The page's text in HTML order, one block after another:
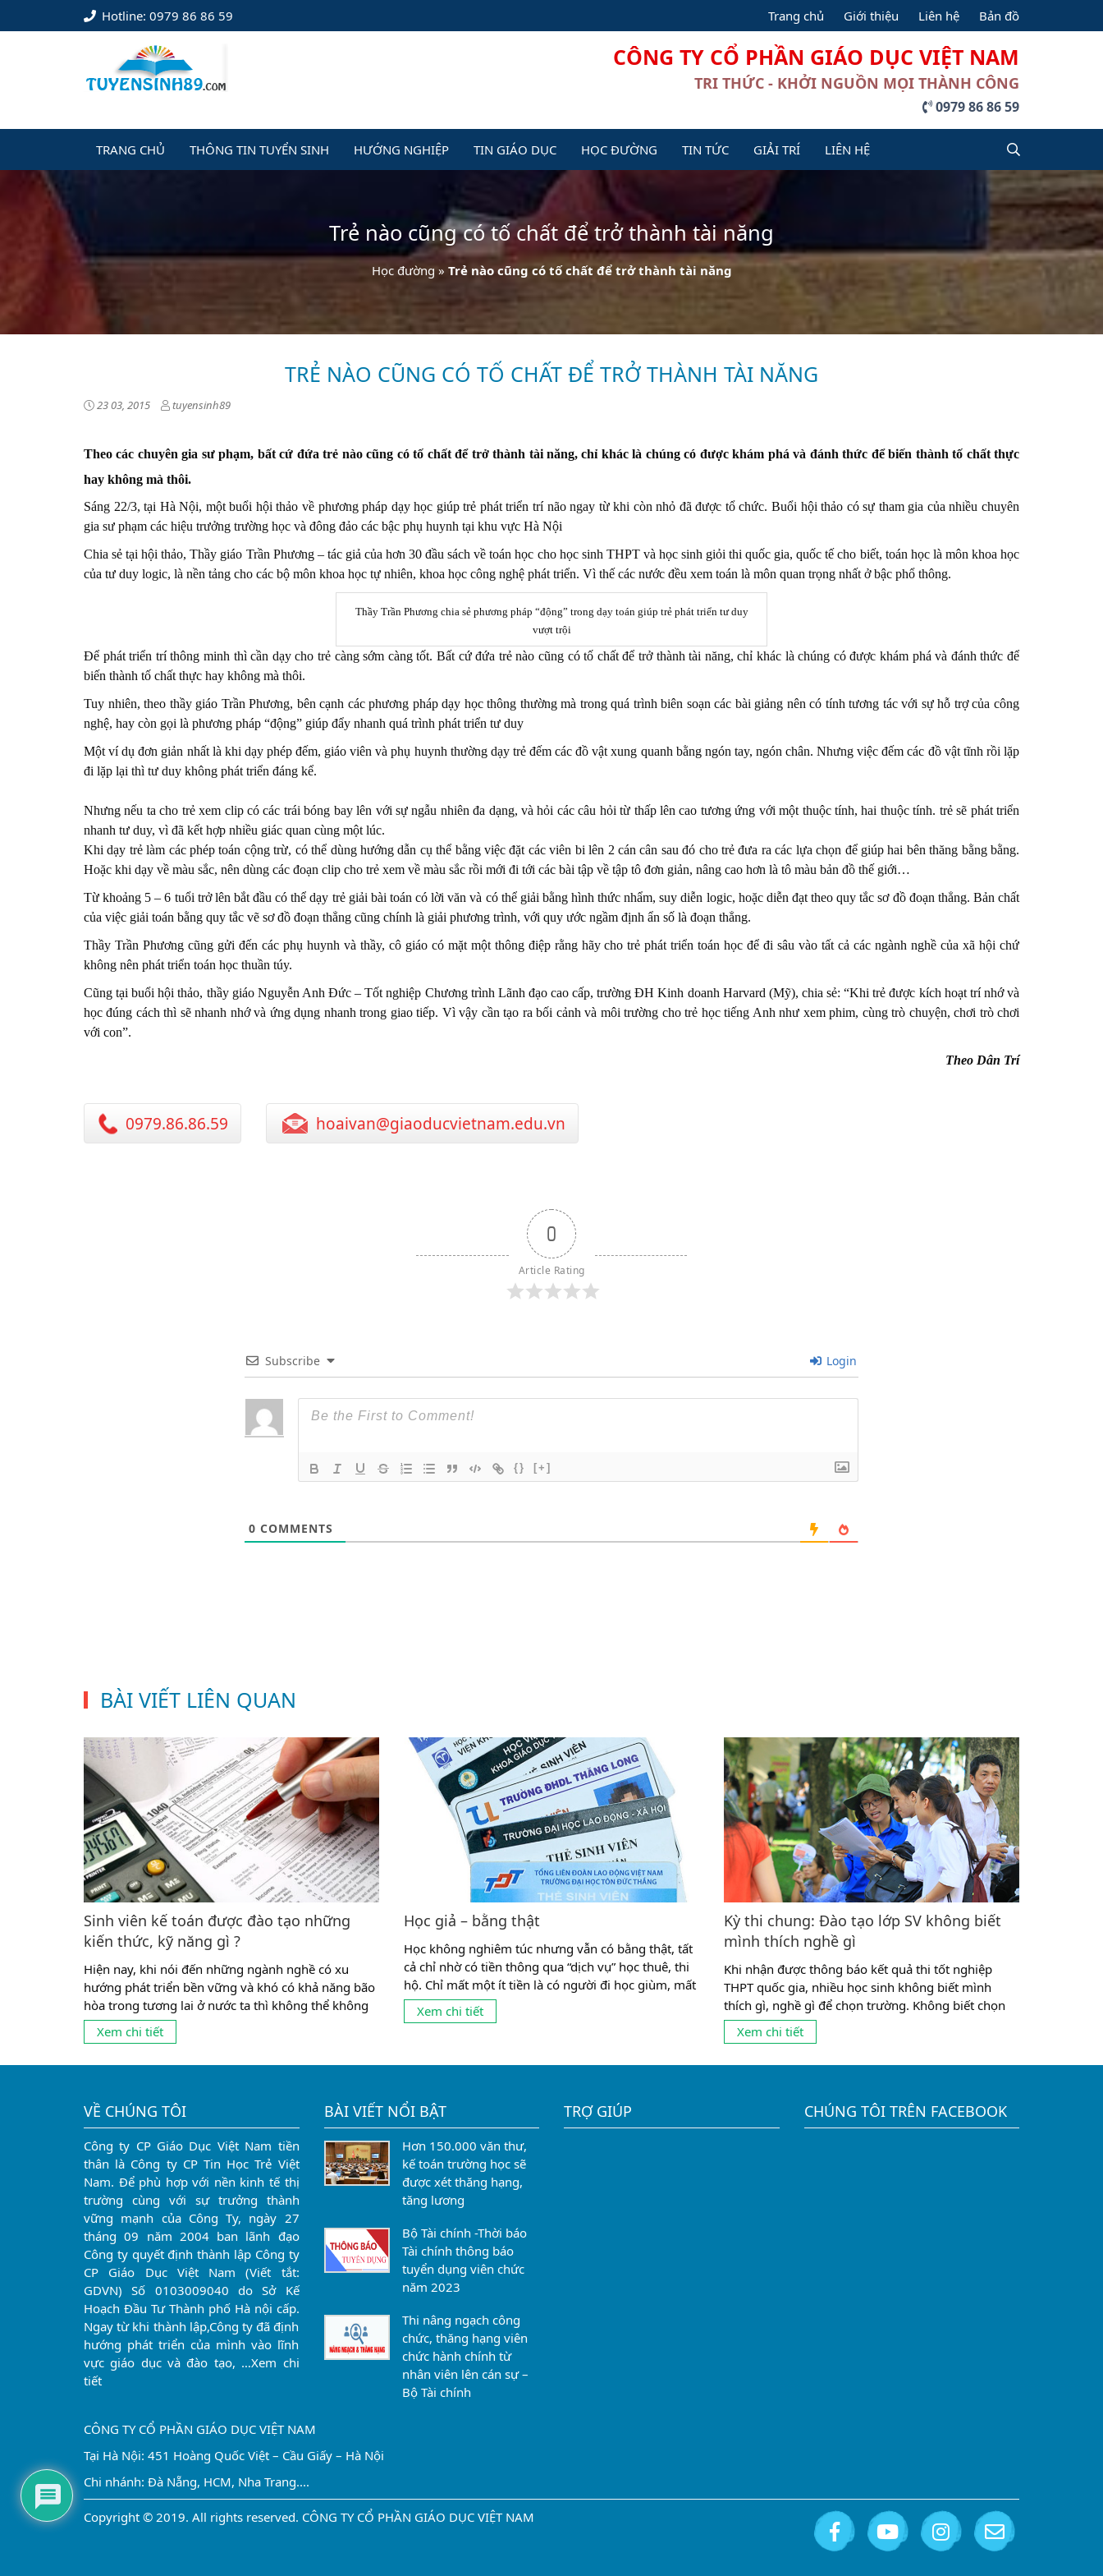
Hotline: 0979 86 86 59 Trang chủ Giới thiệu Liên hệ Bản đồ
CÔNG TY CỔ PHẦN GIÁO DỤC VIỆT NAM
TRI THỨC - KHỞI NGUỒN MỌI THÀNH CÔNG
0979 86 86 59
TRANG CHỦ THÔNG TIN TUYỂN SINH HƯỚNG NGHIỆP TIN GIÁO DỤC HỌC ĐƯỜNG TIN TỨC GIẢI TRÍ LIÊN HỆ
Trẻ nào cũng có tố chất để trở thành tài năng
Học đường » Trẻ nào cũng có tố chất để trở thành tài năng
TRẺ NÀO CŨNG CÓ TỐ CHẤT ĐỂ TRỞ THÀNH TÀI NĂNG
23 03, 2015 tuyensinh89
Theo các chuyên gia sư phạm, bất cứ đứa trẻ nào cũng có tố chất để trở thành tài năng, chỉ khác là chúng có được khám phá và đánh thức để biến thành tố chất thực
hay không mà thôi.
Sáng 22/3, tại Hà Nội, một buổi hội thảo về phương pháp dạy học giúp trẻ phát triển trí não ngay từ khi còn nhỏ đã được tổ chức. Buổi hội thảo có sự tham gia của nhiều chuyên
gia sư phạm các hiệu trưởng trường học và đông đảo các bậc phụ huynh tại khu vực Hà Nội
Chia sẻ tại hội thảo, Thầy giáo Trần Phương – tác giả của hơn 30 đầu sách về toán học cho học sinh THPT và học sinh giỏi thi quốc gia, quốc tế cho biết, toán học là môn khoa học
của tư duy logic, là nền tảng cho các bộ môn khoa học tự nhiên, khoa học công nghệ phát triển. Vì thế các nước đều xem toán là môn quan trọng nhất ở bậc phổ thông.
Thầy Trần Phương chia sẻ phương pháp “động” trong dạy toán giúp trẻ phát triển tư duy
vượt trội
Để phát triển trí thông minh thì cần dạy cho trẻ càng sớm càng tốt. Bất cứ đứa trẻ nào cũng có tố chất để trở thành tài năng, chỉ khác là chúng có được khám phá và đánh thức để
biến thành tố chất thực hay không mà thôi.
Tuy nhiên, theo thầy giáo Trần Phương, bên cạnh các phương pháp dạy học thông thường mà trong quá trình biên soạn các bài giảng nên có tính tương tác với sự hỗ trợ của công
nghệ, hay còn gọi là phương pháp “động” giúp đẩy nhanh quá trình phát triển tư duy
Một ví dụ đơn giản nhất là khi dạy phép đếm, giáo viên và phụ huynh thường dạy trẻ đếm các đồ vật xung quanh bằng ngón tay, ngón chân. Nhưng việc đếm các đồ vật tĩnh rồi lặp
đi lặp lại thì tư duy không phát triển đáng kể.
Nhưng nếu ta cho trẻ xem clip có các trái bóng bay lên với sự ngẫu nhiên đa dạng, và hỏi các câu hỏi từ thấp lên cao tương ứng với một thuộc tính, hai thuộc tính. trẻ sẽ phát triển
nhanh tư duy, vì đã kết hợp nhiều giác quan cùng một lúc.
Khi dạy trẻ làm các phép toán cộng trừ, có thể dùng hướng dẫn cụ thể bằng việc đặt các viên bi lên 2 cán cân sau đó cho trẻ đưa ra các lựa chọn để giúp hai bên thăng bằng bằng.
Hoặc khi dạy về màu sắc, nên dùng các đoạn clip cho trẻ xem về màu sắc rồi mới đi tới các bài tập về tập tô đơn giản, nâng cao hơn là tô màu bản đồ thế giới…
Từ khoảng 5 – 6 tuổi trở lên bắt đầu có thể dạy trẻ giải bài toán có lời văn và có thể giải bằng hình thức nhẩm, suy diễn logic, hoặc diễn đạt theo quy tắc sơ đồ đoạn thẳng. Bản chất
của việc giải toán bằng quy tắc vẽ sơ đồ đoạn thẳng cũng chính là giải phương trình, với quy ước ngầm định ẩn số là đoạn thẳng.
Thầy Trần Phương cũng gửi đến các phụ huynh và thầy, cô giáo có mặt một thông điệp rằng hãy cho trẻ phát triển toán học để đi sâu vào tất cả các ngành nghề của xã hội chứ
không nên phát triển toán học thuần túy.
Cũng tại buổi hội thảo, thầy giáo Nguyễn Anh Đức – Tốt nghiệp Chương trình Lãnh đạo cao cấp, trường ĐH Kinh doanh Harvard (Mỹ), chia sẻ: “Khi trẻ được kích hoạt trí nhớ và
học đúng cách thì sẽ nhanh nhớ và ứng dụng nhanh trong giao tiếp. Vì vậy cần tạo ra bối cảnh và môi trường cho trẻ học tiếng Anh như xem phim, cùng trò chuyện, chơi trò chơi
với con”.
Theo Dân Trí
0979.86.86.59 hoaivan@giaoducvietnam.edu.vn
0
Article Rating
Subscribe Login
{} [+]
0 COMMENTS
BÀI VIẾT LIÊN QUAN
Sinh viên kế toán được đào tạo những
kiến thức, kỹ năng gì ?
Hiện nay, khi nói đến những ngành nghề có xu
hướng phát triển bền vững và khó có khả năng bão
hòa trong tương lai ở nước ta thì không thể không
nhắc tới ngành kế toán. Đây cũng là ngành có tỉ lệ
sinh viên theo học khá đông ở mọi cấp học từ trung
Xem chi tiết
Học giả – bằng thật
Học không nghiêm túc nhưng vẫn có bằng thật, tất
cả chỉ nhờ có tiền thông qua “dịch vụ” học thuê, thi
hộ. Chỉ mất một ít tiền là có người đi học giùm, mất
thêm một ít tiền nữa có ngay người đi thi giùm.
Chuyện học thuê, thi hộ (học giả, thi giả) đã hợp
Xem chi tiết
Kỳ thi chung: Đào tạo lớp SV không biết
mình thích nghề gì
Khi nhận được thông báo kết quả thi tốt nghiệp
THPT quốc gia, nhiều học sinh không biết mình
thích gì, nghề gì để chọn trường. Không biết chọn
trường nào Theo thống kê gần đây, có tới 10% số
sinh viên không theo được ngành mình đang học vì
Xem chi tiết
VỀ CHÚNG TÔI
Công ty CP Giáo Dục Việt Nam tiền
thân là Công ty CP Tin Học Trẻ Việt
Nam. Để phù hợp với nền kinh tế thị
trường cùng với sự trưởng thành
vững mạnh của Công Ty, ngày 27
tháng 09 năm 2004 ban lãnh đạo
Công ty quyết định thành lập Công ty
CP Giáo Dục Việt Nam (Viết tắt:
GDVN) Số 0103009040 do Sở Kế
Hoạch Đầu Tư Thành phố Hà nội cấp.
Ngay từ khi thành lập,Công ty đã định
hướng phát triển của mình vào lĩnh
vực giáo dục và đào tạo, …Xem chi
tiết
BÀI VIẾT NỔI BẬT
Hơn 150.000 văn thư,
kế toán trường học sẽ
được xét thăng hạng,
tăng lương
Bộ Tài chính -Thời báo
Tài chính thông báo
tuyển dụng viên chức
năm 2023
Thi nâng ngạch công
chức, thăng hạng viên
chức hành chính từ
nhân viên lên cán sự –
Bộ Tài chính
TRỢ GIÚP CHÚNG TÔI TRÊN FACEBOOK
CÔNG TY CỔ PHẦN GIÁO DỤC VIỆT NAM
Tại Hà Nội: 451 Hoàng Quốc Việt – Cầu Giấy – Hà Nội
Chi nhánh: Đà Nẵng, HCM, Nha Trang....
Copyright © 2019. All rights reserved. CÔNG TY CỔ PHẦN GIÁO DỤC VIỆT NAM